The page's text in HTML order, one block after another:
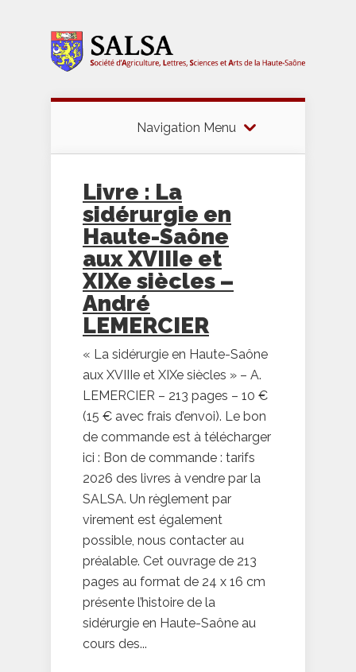
Navigation Menu
Livre : La
sidérurgie en
Haute-Saône
aux XVIIIe et
XIXe siècles –
André
LEMERCIER
« La sidérurgie en Haute-Saône
aux XVIIIe et XIXe siècles » – A.
LEMERCIER – 213 pages – 10 €
(15 € avec frais d’envoi). Le bon
de commande est à télécharger
ici : Bon de commande : tarifs
2026 des livres à vendre par la
SALSA. Un règlement par
virement est également
possible, nous contacter au
préalable. Cet ouvrage de 213
pages au format de 24 x 16 cm
présente l’histoire de la
sidérurgie en Haute-Saône au
cours des...